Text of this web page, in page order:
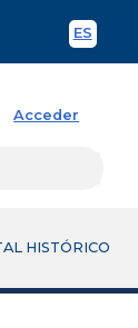
ES
Acceder
HISTÓRICO